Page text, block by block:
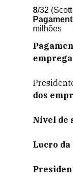
8/32
milhões
dos
Nível de
Lucro da